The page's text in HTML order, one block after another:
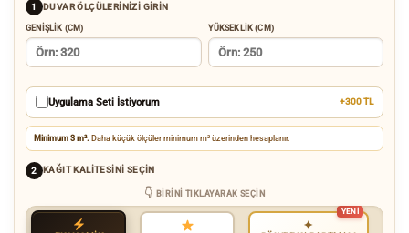
1 DUVAR ÖLÇÜLERINIZI GIRIN
GENIŞLIK (CM) YÜKSEKLIK (CM)
Uygulama Seti İstiyorum +300 TL
Minimum 3 m². Daha küçük ölçüler minimum m² üzerinden hesaplanır.
2 KAĞIT KALITESINI SEÇIN
BIRINI TIKLAYARAK SEÇIN
✦